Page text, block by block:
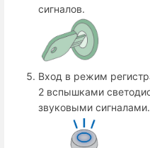
сигналов.
Вход в режим
2 вспышками
звуковыми сигналами.